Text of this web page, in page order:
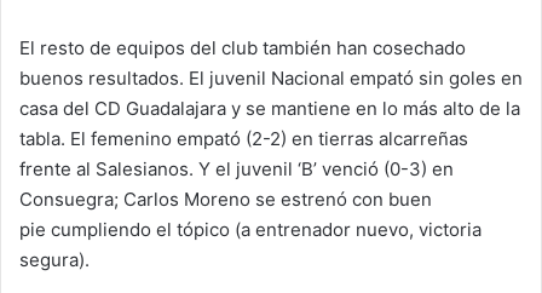
El resto de equipos del club también han cosechado
buenos resultados. El juvenil Nacional empató sin goles en
casa del CD Guadalajara y se mantiene en lo más alto de la
tabla. El femenino empató (2-2) en tierras alcarreñas
frente al Salesianos. Y el juvenil ‘B’ venció (0-3) en
Consuegra; Carlos Moreno se estrenó con buen
pie cumpliendo el tópico (a entrenador nuevo, victoria
segura).